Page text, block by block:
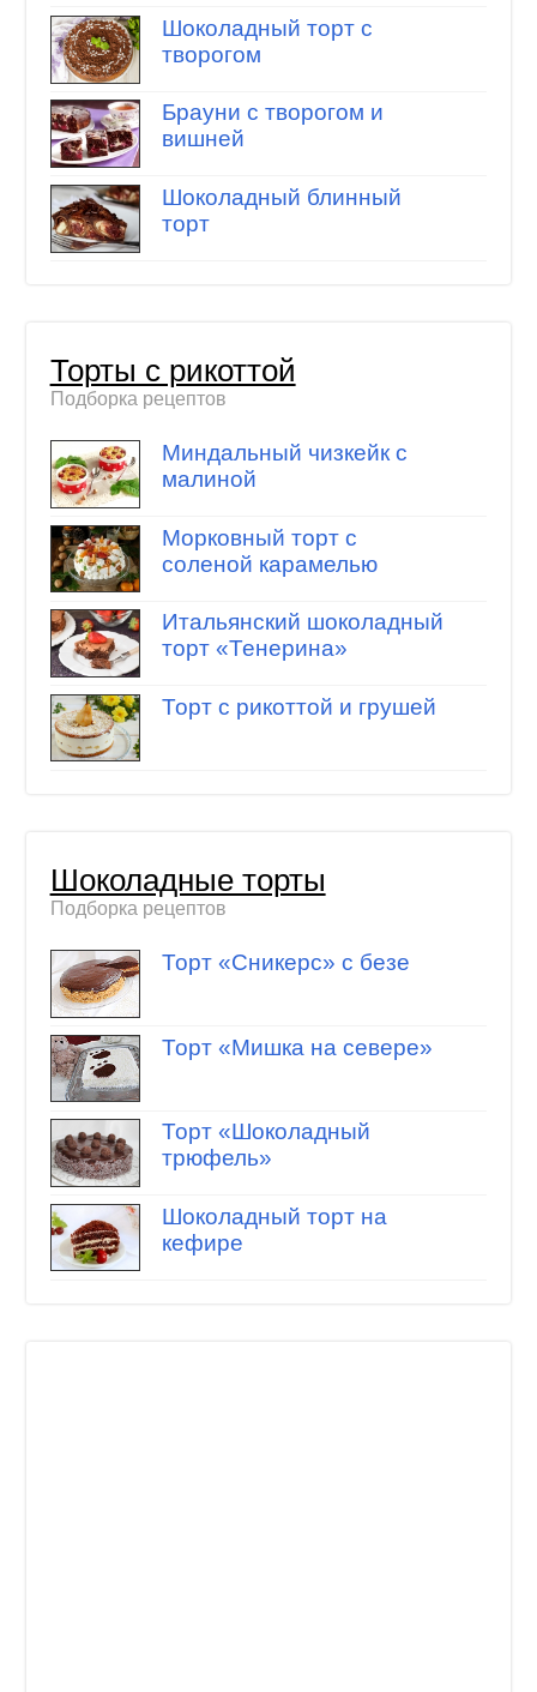
Шоколадный торт с
творогом
Брауни с творогом и
вишней
Шоколадный блинный
торт
Торты с рикоттой
Подборка рецептов
Миндальный чизкейк с
малиной
Морковный торт с
соленой карамелью
Итальянский шоколадный
торт «Тенерина»
Торт с рикоттой и грушей
Шоколадные торты
Подборка рецептов
Торт «Сникерс» с безе
Торт «Мишка на севере»
Торт «Шоколадный
трюфель»
Шоколадный торт на
кефире